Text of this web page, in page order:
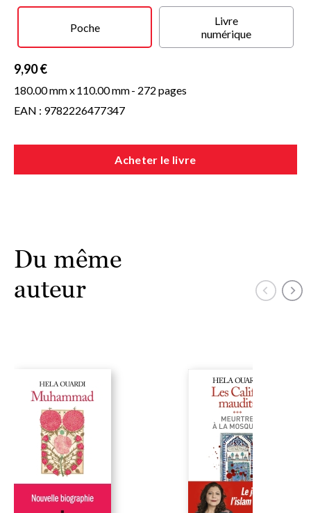
une violence fondatrice dont les répliques se ressentent
Poche
Livre
numérique
9,90 €
180.00 mm x110.00 mm- 272 pages
EAN : 9782226477347
Acheter le livre
Du même
auteur